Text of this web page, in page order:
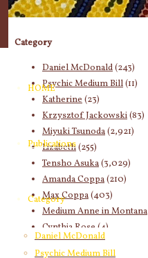
象:
HOME
Publications
Category
Daniel McDonald
Psychic Medium Bill
Category
Daniel McDonald(243)
Psychic Medium Bill(11)
Katherine(23)
Krzysztof Jackowski(83)
Miyuki Tsunoda(2,921)
Lizabeth(255)
Tensho Asuka(3,029)
Amanda Coppa(210)
Max Coppa(403)
Medium Anne in Montana
Cynthia Rose (4)